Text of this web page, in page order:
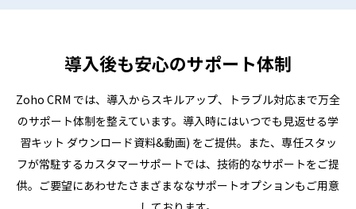
導入後も安心のサポート体制
Zoho CRM では、導入からスキルアップ、トラブル対応まで万全
のサポート体制を整えています。導入時にはいつでも見返せる学
習キット ダウンロード資料&動画) をご提供。また、専任スタッ
フが常駐するカスタマーサポートでは、技術的なサポートをご提
供。ご要望にあわせたさまざまななサポートオプションもご用意